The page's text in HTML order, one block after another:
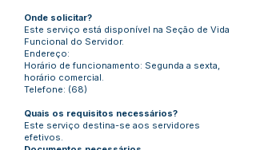
Onde solicitar?
Este serviço está disponível na Seção de Vida
Funcional do Servidor.
Endereço:
Horário de funcionamento: Segunda a sexta,
horário comercial.
Telefone: (68)
Quais os requisitos necessários?
Este serviço destina-se aos servidores
efetivos.